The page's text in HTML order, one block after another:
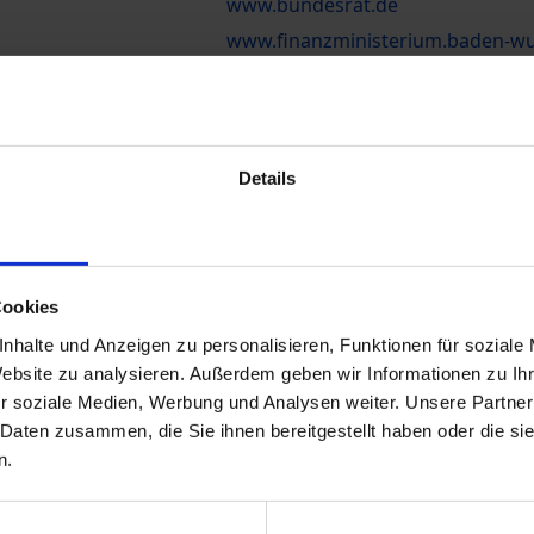
Details
und Anzeigen zu personalisieren, Funktionen für soziale
zu analysieren. Außerdem geben wir Informationen zu
soziale Medien, Werbung und Analysen weiter. Unsere
zusammen, die Sie ihnen bereitgestellt haben oder die
www.finanzministerium.baden-
für Links" entschieden, dass durch die Veröffentlichung
von den Inhalten der gelinkten Seiten distanziert. Wir
und sämtlichen anderen sichtbaren und nicht sichtbaren
Benachrichtigung hin werden wir selbstverständlich
dann wenden Sie sich bitte an unseren Webmaster. Wir werden